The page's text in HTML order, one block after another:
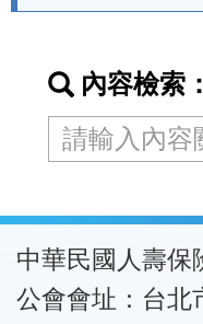
按
區
內容檢索：
:::中華民國人壽保
公會會址：台北